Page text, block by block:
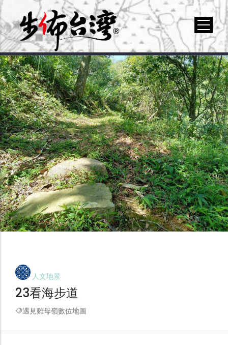
人文地景
23看海步道
遇見雞母嶺數位地圖